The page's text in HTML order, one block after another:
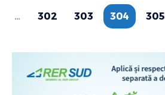
… 302 303 304 305